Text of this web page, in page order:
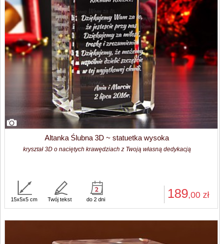
Altanka Ślubna 3D ~ statuetka wysoka
kryształ 3D o naciętych krawędziach z Twoją własną dedykacją
189,00 zł
15x5x5 cm Twój tekst do 2 dni